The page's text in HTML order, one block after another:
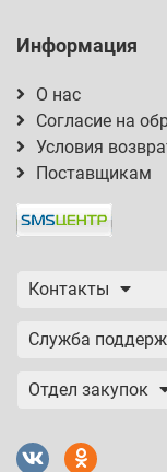
Информация
О нас
Согласие на
Условия
Поставщикам
Контакты
Служба
Отдел закупок